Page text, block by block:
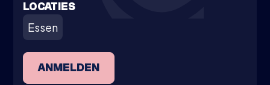
LOCATIES
Essen
ANMELDEN